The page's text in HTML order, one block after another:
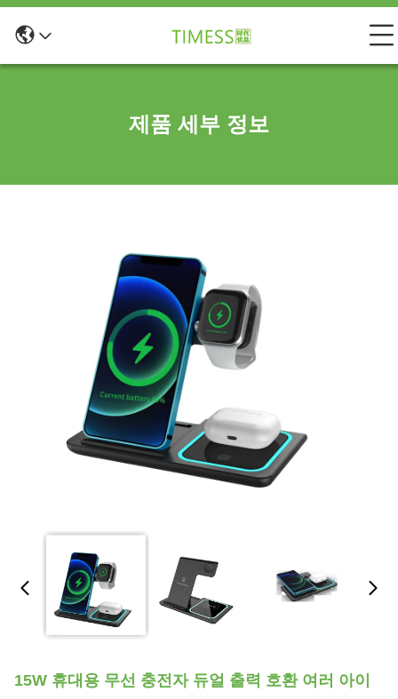
제품 세부 정보
15W 휴대용 무선 충전자 듀얼 출력 호환 여러 아이